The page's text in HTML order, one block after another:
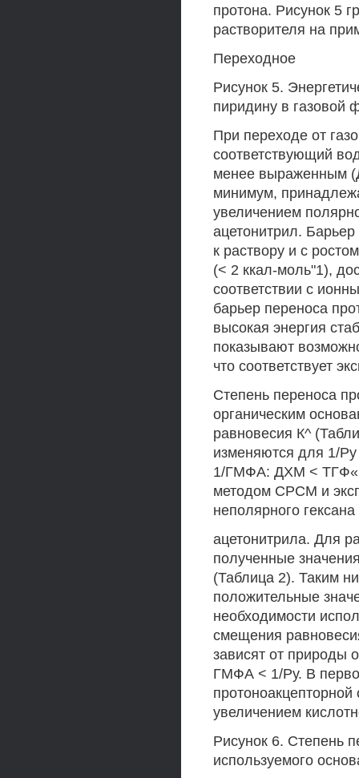
протона. Рисунок 5
растворителя на
Переходное
Рисунок 5.
пиридину в газовой
При переходе от
соответствующий
менее выраженным
минимум,
увеличением
ацетонитрил.
к раствору и с
(< 2 ккал-моль"1),
соответствии с
барьер переноса
высокая энергия
показывают
что соответствует
Степень переноса
органическим
равновесия К^
изменяются для 1/
1/ГМФА: ДХМ < ТГФ«
методом СРСМ и
неполярного
ацетонитрила. Для
полученные
(Таблица 2). Таким
положительные
необходимости
смещения
зависят от
ГМФА < 1/Ру. В
увеличением
Рисунок 6. Степень
используемого